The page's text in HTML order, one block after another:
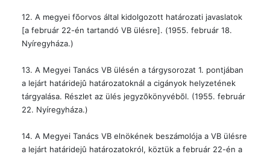
12. A megyei fõorvos által kidolgozott határozati javaslatok
[a február 22-én tartandó VB ülésre]. (1955. február 18.
Nyíregyháza.)
13. A Megyei Tanács VB ülésén a tárgysorozat 1. pontjában
a lejárt határidejû határozatoknál a cigányok helyzetének
tárgyalása. Részlet az ülés jegyzõkönyvébõl. (1955. február
22. Nyíregyháza.)
14. A Megyei Tanács VB elnökének beszámolója a VB ülésre
a lejárt határidejû határozatokról, köztük a február 22-én a